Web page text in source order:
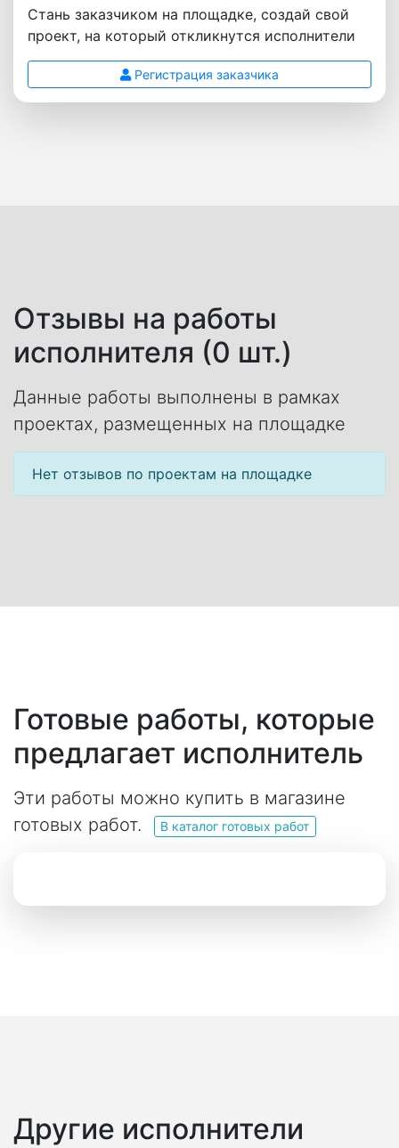
Стань заказчиком на площадке, создай свой
проект, на который откликнутся исполнители
Регистрация заказчика
Отзывы на работы
исполнителя (0 шт.)
Данные работы выполнены в рамках
проектах, размещенных на площадке
Нет отзывов по проектам на площадке
Готовые работы, которые
предлагает исполнитель
Эти работы можно купить в магазине
готовых работ.
В каталог готовых работ
Другие исполнители